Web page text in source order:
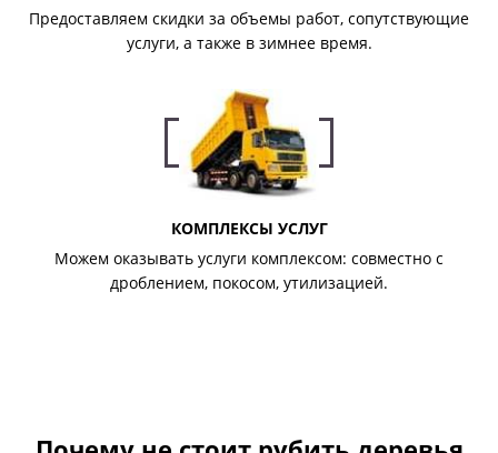
Предоставляем скидки за объемы работ, сопутствующие
услуги, а также в зимнее время.
КОМПЛЕКСЫ УСЛУГ
Можем оказывать услуги комплексом: совместно с
дроблением, покосом, утилизацией.